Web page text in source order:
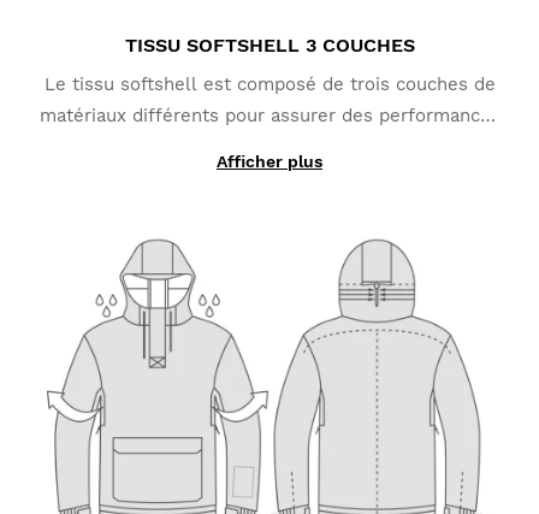
TISSU SOFTSHELL 3 COUCHES
Le tissu softshell est composé de trois couches de
matériaux différents pour assurer des performances
intermédiaire est constituée d'une membrane TPU
qui offre une protection coupe-vent tout en évacuant
la transpiration. La couche interne assure une
excellente isolation thermique grâce à son tissu
micro-polaire en polyester qui conserve la chaleur
corporelle.
Afficher plus